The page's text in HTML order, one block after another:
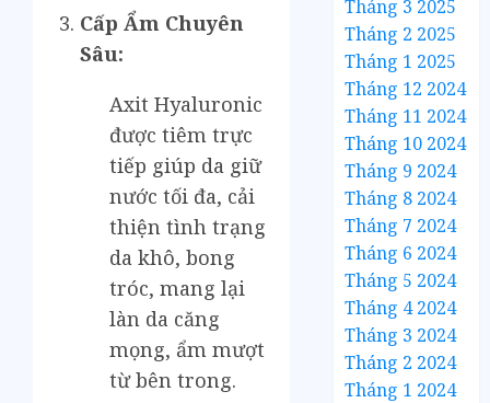
Cấp Ẩm Chuyên
Sâu:
Axit Hyaluronic
được tiêm trực
tiếp giúp da giữ
nước tối đa, cải
thiện tình trạng
da khô, bong
tróc, mang lại
làn da căng
mọng, ẩm mượt
từ bên trong.
Tháng 3 2025
Tháng 2 2025
Tháng 1 2025
Tháng 12 2024
Tháng 11 2024
Tháng 10 2024
Tháng 9 2024
Tháng 8 2024
Tháng 7 2024
Tháng 6 2024
Tháng 5 2024
Tháng 4 2024
Tháng 3 2024
Tháng 2 2024
Tháng 1 2024